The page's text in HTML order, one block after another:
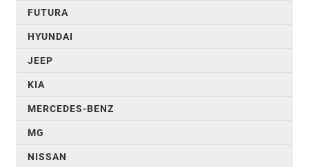
FUTURA
HYUNDAI
JEEP
KIA
MERCEDES-BENZ
MG
NISSAN